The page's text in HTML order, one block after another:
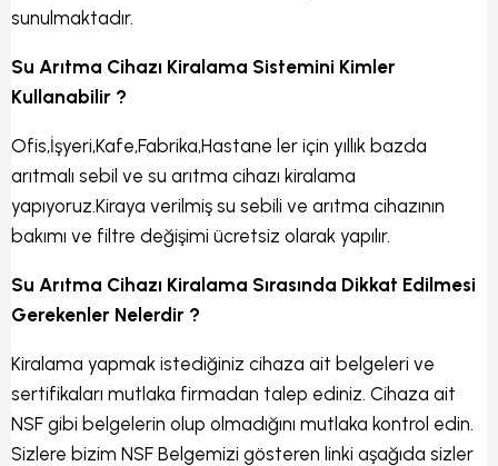
sunulmaktadır.
Su Arıtma Cihazı Kiralama Sistemini Kimler
Kullanabilir ?
Ofis,İşyeri,Kafe,Fabrika,Hastane ler için yıllık bazda
arıtmalı sebil ve su arıtma cihazı kiralama
yapıyoruz.Kiraya verilmiş su sebili ve arıtma cihazının
bakımı ve filtre değişimi ücretsiz olarak yapılır.
Su Arıtma Cihazı Kiralama Sırasında Dikkat Edilmesi
Gerekenler Nelerdir ?
Kiralama yapmak istediğiniz cihaza ait belgeleri ve
sertifikaları mutlaka firmadan talep ediniz. Cihaza ait
NSF gibi belgelerin olup olmadığını mutlaka kontrol edin.
Sizlere bizim NSF Belgemizi gösteren linki aşağıda sizler